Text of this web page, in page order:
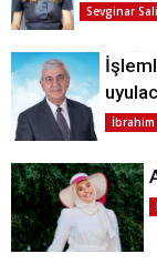
Sevginar Sali